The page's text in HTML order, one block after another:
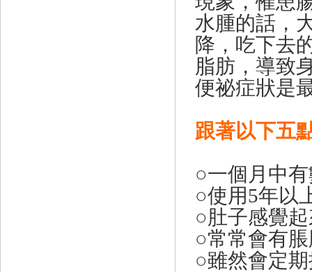
水腫的話，
降，吃下去
脂肪，導致
便祕症狀是
跟著以下五
○一個月中
○使用5年以
○肚子感覺
○常常會有
○雖然會定